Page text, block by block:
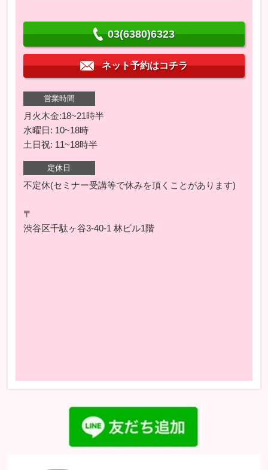
03(6380)6323
ネット予約はコチラ
営業時間
月火木金:18~21時半
水曜日: 10~18時
土日祝: 11~18時半
定休日
不定休(セミナー受講等で休みを頂くことがあります)
〒
渋谷区千駄ヶ谷3-40-1 林ビル1階